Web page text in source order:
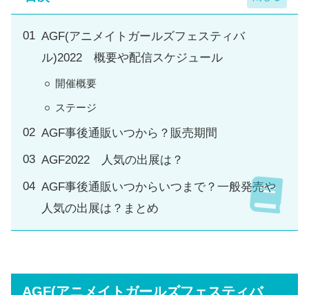
AGF(アニメイトガールズフェスティバ
ル)2022 概要や配信スケジュール
開催概要
ステージ
AGF事後通販いつから？販売期間
AGF2022 人気の出展は？
AGF事後通販いつからいつまで？一般発売や
人気の出展は？まとめ
AGF(アニメイトガールズフェスティバ